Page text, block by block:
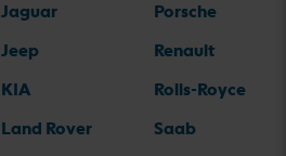
Jaguar
Jeep
KIA
Land Rover
Porsche
Renault
Rolls-Royce
Saab